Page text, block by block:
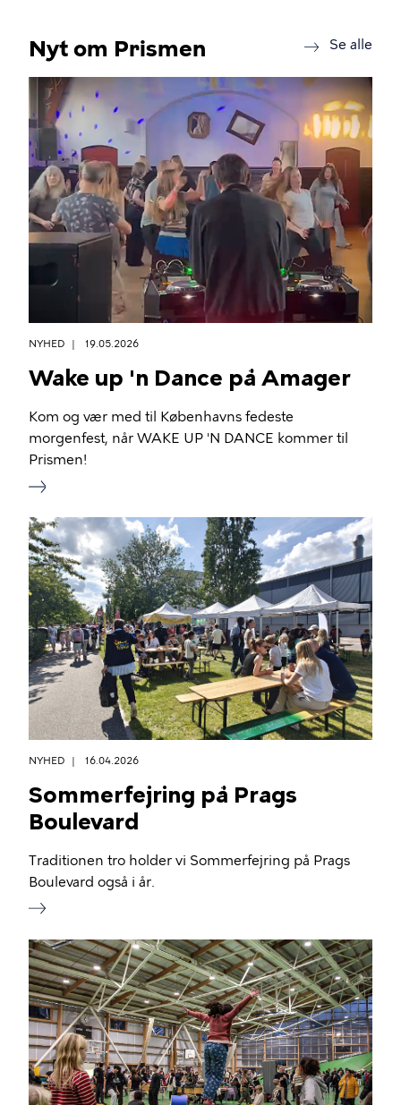
Se alle
Nyt om Prismen
NYHED 19.05.2026
Wake up 'n Dance på Amager
Kom og vær med til Københavns fedeste
morgenfest, når WAKE UP 'N DANCE kommer til
Prismen!
NYHED 16.04.2026
Sommerfejring på Prags
Boulevard
Traditionen tro holder vi Sommerfejring på Prags
Boulevard også i år.